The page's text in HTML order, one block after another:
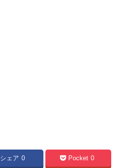
シェア 0 Pocket 0